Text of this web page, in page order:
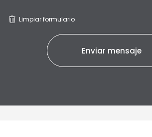
Limpiar formulario